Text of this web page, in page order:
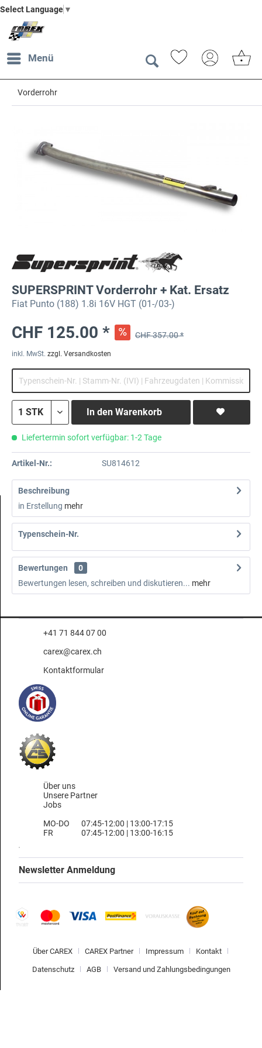
Select Language ▼
Menü
Vorderrohr
SUPERSPRINT Vorderrohr + Kat. Ersatz
Fiat Punto (188) 1.8i 16V HGT (01-/03-)
CHF 125.00 * CHF 357.00 *
inkl. MwSt. zzgl. Versandkosten
In den Warenkorb
Liefertermin sofort verfügbar: 1-2 Tage
Artikel-Nr.: SU814612
Beschreibung
in Erstellung mehr
Typenschein-Nr.
Bewertungen
0
Bewertungen lesen, schreiben und diskutieren... mehr
+41 71 844 07 00
carex@carex.ch
Kontaktformular
Über uns
Unsere Partner
Jobs
MO-DO
FR
07:45-12:00 | 13:00-17:15
07:45-12:00 | 13:00-16:15
Newsletter Anmeldung
Über CAREX CAREX Partner Impressum Kontakt
Datenschutz AGB Versand und Zahlungsbedingungen